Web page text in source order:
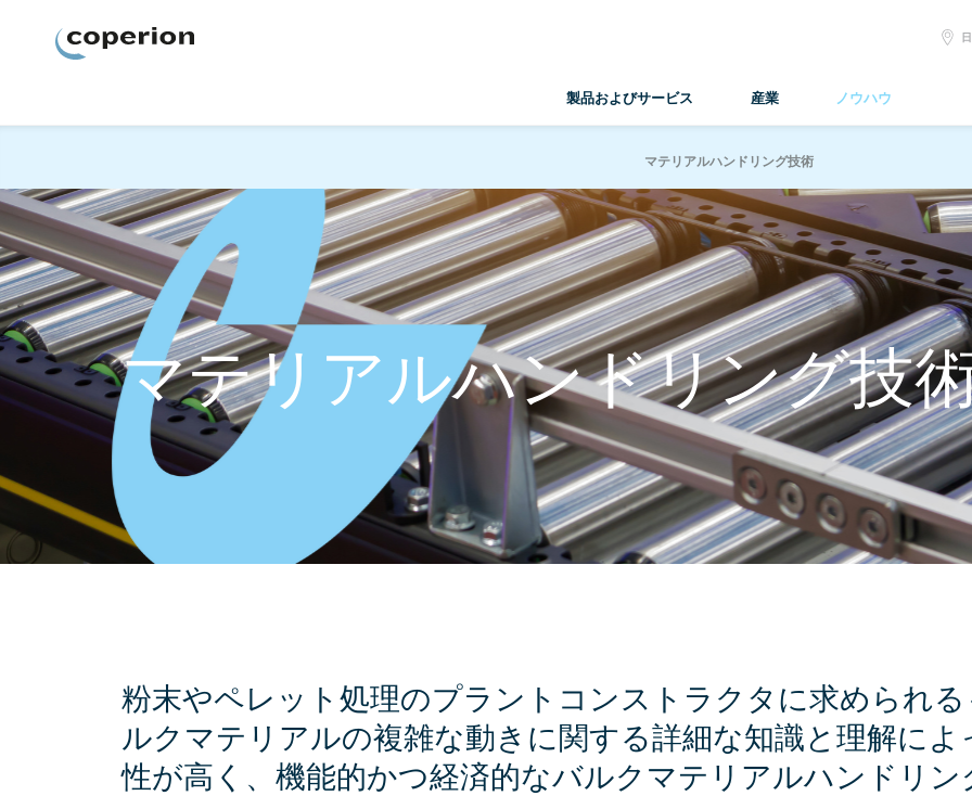
製品およびサービス 産業 ノウハウ
マテリアルハンドリング技術
マテリアルハンドリング技
粉末やペレット処理のプラントコンストラクタに求められ
ルクマテリアルの複雑な動きに関する詳細な知識と理解によ
性が高く、機能的かつ経済的なバルクマテリアルハンドリ